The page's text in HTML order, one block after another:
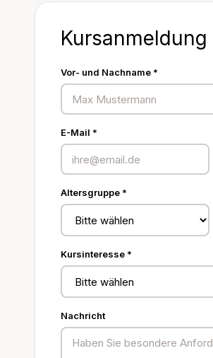
Kursanmeldung
Vor- und Nachname *
E-Mail *
Altersgruppe *
Kursinteresse *
Nachricht